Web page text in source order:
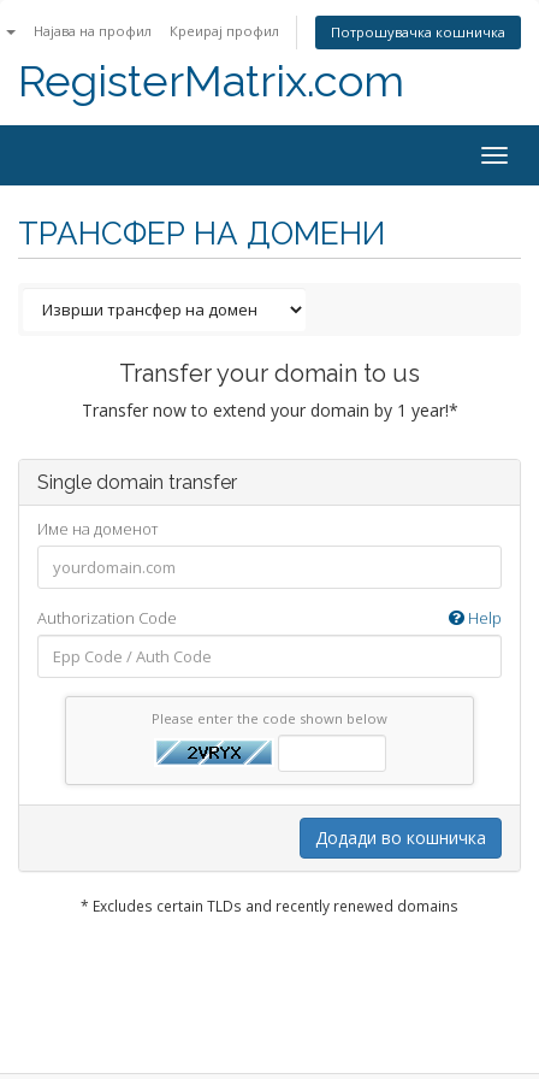
Најава на профил Креирај профил Потрошувачка кошничка
RegisterMatrix.com
ТРАНСФЕР НА ДОМЕНИ
Transfer your domain to us
Transfer now to extend your domain by 1 year!*
Single domain transfer
Име на доменот
Authorization Code Help
Please enter the code shown below
Додади во кошничка
* Excludes certain TLDs and recently renewed domains